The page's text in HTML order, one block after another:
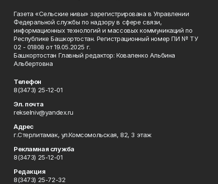
Газета «Сельские нивы» зарегистрирована в Управлении
Федеральной службы по надзору в сфере связи,
информационных технологий и массовых коммуникаций по
Республике Башкортостан. Регистрационный номер ПИ № ТУ
02 - 01808 от 19.05.2025 г.
Башкортостан Главный редактор: Коваленко Альбина
Альбертовна
Телефон
8(3473) 25-12-01
Эл. почта
rekselniv@yandex.ru
Адрес
г.Стерлитамак, ул.Комсомольская, 82, 3 этаж
Рекламная служба
8(3473) 25-12-01
Редакция
8(3473) 25-72-32